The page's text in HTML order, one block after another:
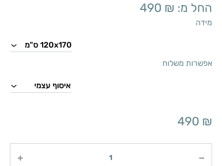
החל מ: 490 ₪
מידה
אפשרות משלוח
490 ₪